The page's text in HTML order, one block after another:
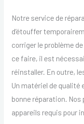
Notre service de
d’étouffer
corriger le problème
ce faire, il est
réinstaller. En outre,
Un matériel de
bonne réparation. Nos
appareils requis pour